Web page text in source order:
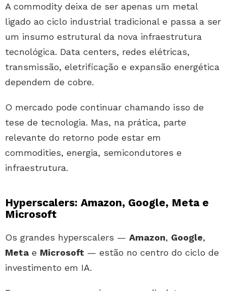
A commodity deixa de ser apenas um metal
ligado ao ciclo industrial tradicional e passa a ser
um insumo estrutural da nova infraestrutura
tecnológica. Data centers, redes elétricas,
transmissão, eletrificação e expansão energética
dependem de cobre.
O mercado pode continuar chamando isso de
tese de tecnologia. Mas, na prática, parte
relevante do retorno pode estar em
commodities, energia, semicondutores e
infraestrutura.
Hyperscalers: Amazon, Google, Meta e
Microsoft
Os grandes hyperscalers — Amazon, Google,
Meta e Microsoft — estão no centro do ciclo de
investimento em IA.